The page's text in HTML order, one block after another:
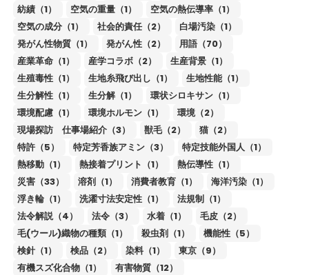
紡績（1）
空気の重量（1）
空気の熱伝導率（1）
空気の成分（1）
社会的責任（2）
白場汚染（1）
発がん性物質（1）
発がん性（2）
用語（70）
産業革命（1）
産学コラボ（2）
生産背景（1）
生殖毒性（1）
生地糸飛び出し（1）
生地性能（1）
生分解性（1）
生分解（1）
環状シロキサン（1）
環境配慮（1）
環境ホルモン（1）
環境（2）
現場探訪 仕事場紹介（3）
獣毛（2）
猫（2）
特許（5）
特定芳香族アミン（3）
特定技能外国人（1）
熱移動（1）
熱接着プリント（1）
熱伝導性（1）
災害（33）
溶剤（1） 消費者教育（1）
海洋汚染（1）
浮き輪（1）
洗濯寸法安定性（1）
法規制（1）
法令解説（4）
法令（3） 水着（1）
毛皮（2）
毛(ウール)織物の種類（1）
殺虫剤（1）
機能性（5）
検針（1）
検品（2） 染料（1）
東京（9）
有機スズ化合物（1）
有害物質（12）